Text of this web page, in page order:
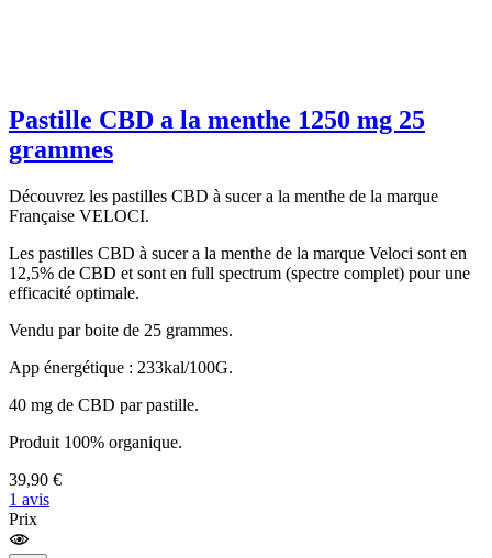
Pastille CBD a la menthe 1250 mg 25
grammes
Découvrez les pastilles CBD à sucer a la menthe de la marque
Française VELOCI.
Les pastilles CBD à sucer a la menthe de la marque Veloci sont en
12,5% de CBD et sont en full spectrum (spectre complet) pour une
efficacité optimale.
Vendu par boite de 25 grammes.
App énergétique : 233kal/100G.
40 mg de CBD par pastille.
Produit 100% organique.
39,90 €
1 avis
Prix